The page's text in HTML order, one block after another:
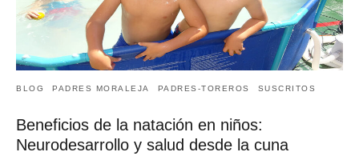
BLOG PADRES MORALEJA PADRES-TOREROS SUSCRITOS
Beneficios de la natación en niños:
Neurodesarrollo y salud desde la cuna